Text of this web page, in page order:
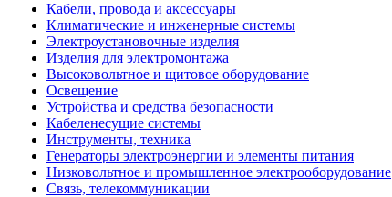
Кабели, провода и аксессуары
Климатические и инженерные системы
Электроустановочные изделия
Изделия для электромонтажа
Высоковольтное и щитовое оборудование
Освещение
Устройства и средства безопасности
Кабеленесущие системы
Инструменты, техника
Генераторы электроэнергии и элементы питания
Низковольтное и промышленное электрооборудование
Связь, телекоммуникации